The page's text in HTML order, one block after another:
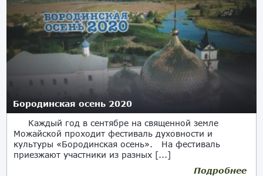
Бородинская осень 2020
Каждый год в сентябре на священной земле
Можайской проходит фестиваль духовности и
культуры «Бородинская осень». На фестиваль
приезжают участники из разных [...]
Подробнее